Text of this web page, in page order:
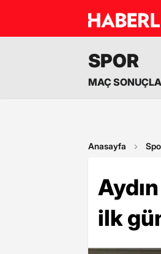
SPOR
MAÇ
Anasayfa
ilk